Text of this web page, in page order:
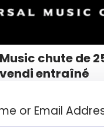
chute de
entraîné
or Email